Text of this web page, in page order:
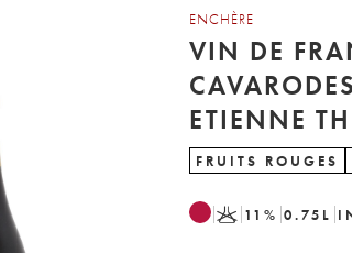
ENCHÈRE
VIN DE
FRUITS ROUGES
K 11 % 0.75 L